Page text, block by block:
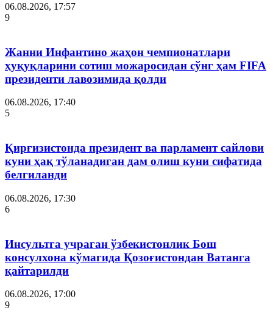
06.08.2026, 17:57
9
Жанни Инфантино жаҳон чемпионатлари
ҳуқуқларини сотиш можаросидан сўнг ҳам FIFA
президенти лавозимида қолди
06.08.2026, 17:40
5
Қирғизистонда президент ва парламент сайлови
куни ҳақ тўланадиган дам олиш куни сифатида
белгиланди
06.08.2026, 17:30
6
Инсультга учраган ўзбекистонлик Бош
консулхона кўмагида Қозоғистондан Ватанга
қайтарилди
06.08.2026, 17:00
9